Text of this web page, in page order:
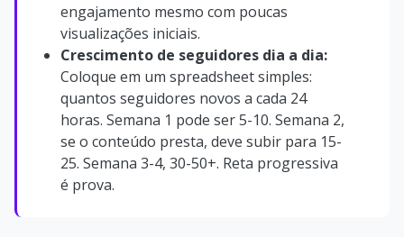
engajamento mesmo com poucas
visualizações iniciais.
Crescimento de seguidores dia a dia:
Coloque em um spreadsheet simples:
quantos seguidores novos a cada 24
horas. Semana 1 pode ser 5-10. Semana 2,
se o conteúdo presta, deve subir para 15-
25. Semana 3-4, 30-50+. Reta progressiva
é prova.